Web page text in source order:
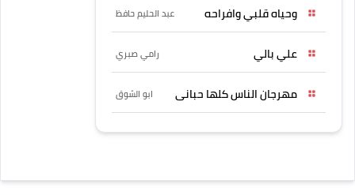
وحياه قلبي وافراحه عبد الحليم حافظ
علي بالي رامي صبري
مهرجان الناس كلها حبانى ابو الشوق